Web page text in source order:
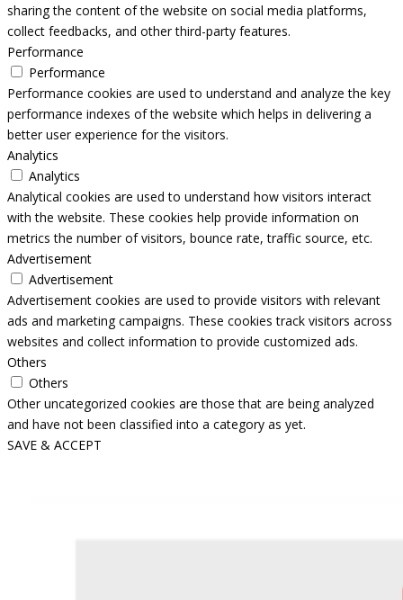
sharing the content of the website on social media platforms,
collect feedbacks, and other third-party features.
Performance
Performance
Performance cookies are used to understand and analyze the key
performance indexes of the website which helps in delivering a
better user experience for the visitors.
Analytics
Analytics
Analytical cookies are used to understand how visitors interact
with the website. These cookies help provide information on
metrics the number of visitors, bounce rate, traffic source, etc.
Advertisement
Advertisement
Advertisement cookies are used to provide visitors with relevant
ads and marketing campaigns. These cookies track visitors across
websites and collect information to provide customized ads.
Others
Others
Other uncategorized cookies are those that are being analyzed
and have not been classified into a category as yet.
SAVE & ACCEPT